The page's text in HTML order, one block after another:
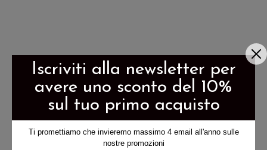
Iscriviti alla newsletter per
avere uno sconto del 10%
sul tuo primo acquisto
Ti promettiamo che invieremo massimo 4 email all'anno sulle
nostre promozioni